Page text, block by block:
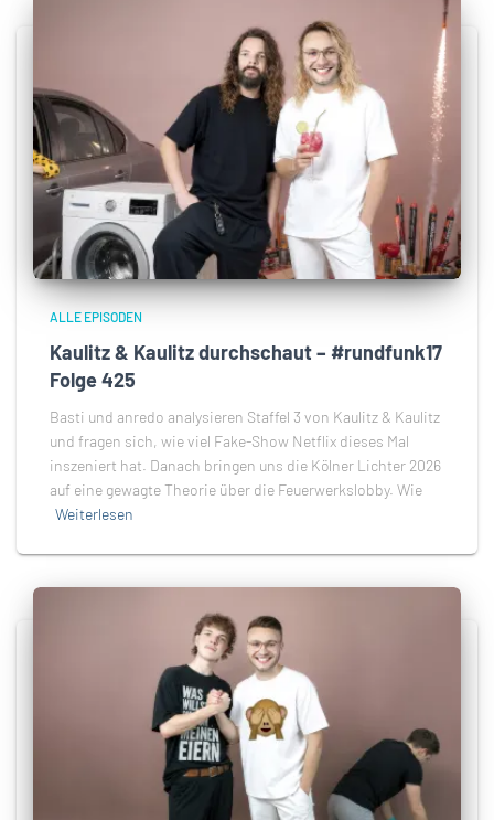
ALLE EPISODEN
Kaulitz & Kaulitz durchschaut – #rundfunk17
Folge 425
Basti und anredo analysieren Staffel 3 von Kaulitz & Kaulitz
und fragen sich, wie viel Fake-Show Netflix dieses Mal
inszeniert hat. Danach bringen uns die Kölner Lichter 2026
auf eine gewagte Theorie über die Feuerwerkslobby. Wie
Weiterlesen